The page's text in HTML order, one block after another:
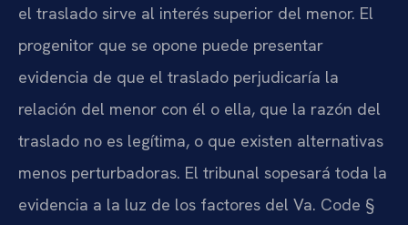
el traslado sirve al interés superior del menor. El
progenitor que se opone puede presentar
evidencia de que el traslado perjudicaría la
relación del menor con él o ella, que la razón del
traslado no es legítima, o que existen alternativas
menos perturbadoras. El tribunal sopesará toda la
evidencia a la luz de los factores del Va. Code §